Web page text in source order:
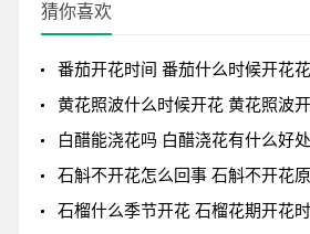
猜你喜欢
番茄开花时间 番茄什么时候开花花语是什
黄花照波什么时候开花 黄花照波开花时间及
白醋能浇花吗 白醋浇花有什么好
石斛不开花怎么回事 石斛不开花原因开花少
石榴什么季节开花 石榴花期开花时间